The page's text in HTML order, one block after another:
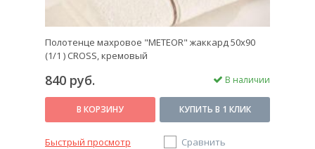
Полотенце махровое "METEOR" жаккард 50х90
(1/1 ) CROSS, кремовый
840 руб. В наличии
В КОРЗИНУ КУПИТЬ В 1 КЛИК
Быстрый просмотр Сравнить